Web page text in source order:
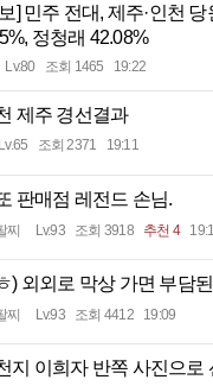
] 민주 전대, 제주·인천
정청래 42.08%
Lv.80 조회 1465 19:22
제주 경선결과
Lv.65 조회 2371 19:11
판매점 레전드 손님.
찌 Lv.93 조회 3918 추천 4
) 외외로 막상 가면 부담
찌 Lv.93 조회 4412 19:09
지 이희자 반쪽 사진으로